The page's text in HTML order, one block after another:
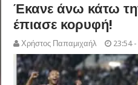
Έκανε άνω κάτω
έπιασε κορυφή!
Χρήστος Παπαμιχαήλ 23:54